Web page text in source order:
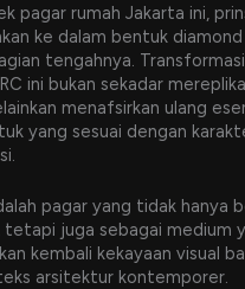
pagar rumah Jakarta ini,
ke dalam bentuk
tengahnya.
ini bukan sekadar
menafsirkan ulang
yang sesuai dengan
pagar yang tidak hanya
tetapi juga sebagai medium
kembali kekayaan visual
arsitektur kontemporer.